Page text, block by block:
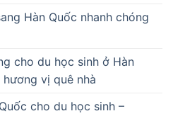
Hàn Quốc nhanh chóng
cho du học sinh ở Hàn
vị quê nhà
cho du học sinh –